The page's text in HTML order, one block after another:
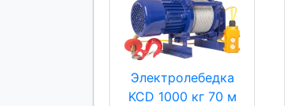
Электролебедка
KCD 1000 кг 70 м